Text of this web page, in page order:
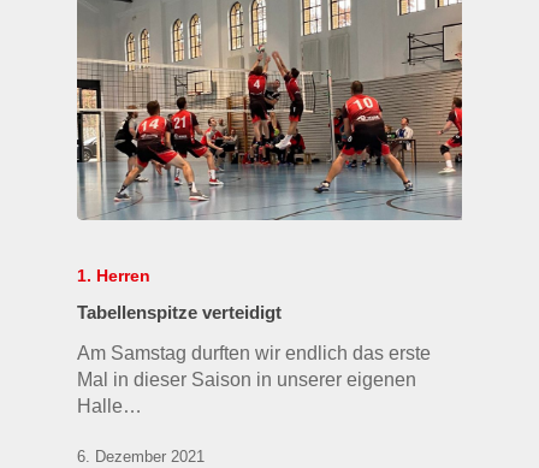
1. Herren
Tabellenspitze verteidigt
Am Samstag durften wir endlich das erste
Mal in dieser Saison in unserer eigenen
Halle…
6. Dezember 2021